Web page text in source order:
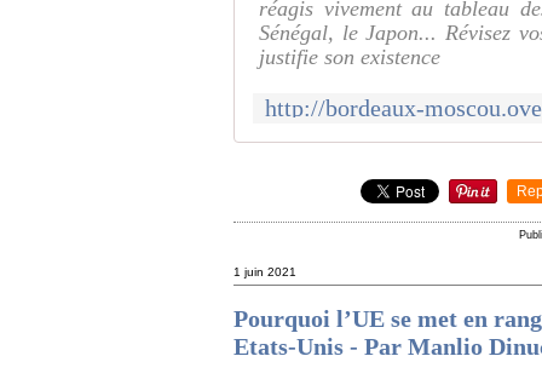
réagis vivement au tableau
Sénégal, le Japon... Révisez
justifie son existence
1 juin 2021
Pourquoi l’UE se met en
Etats-Unis - Par Manlio